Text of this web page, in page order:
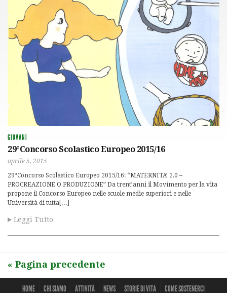
GIOVANI
29°Concorso Scolastico Europeo 2015/16
aprile 5, 2015
29°Concorso Scolastico Europeo 2015/16: “MATERNITA’ 2.0 –
PROCREAZIONE O PRODUZIONE” Da trent’anni il Movimento per la vita
propone il Concorso Europeo nelle scuole medie superiori e nelle
Università di tutta[…]
Leggi Tutto
« Pagina precedente
HOME CHI SIAMO ATTIVITÀ NEWS STORIE DI VITA COME SOSTENERCI